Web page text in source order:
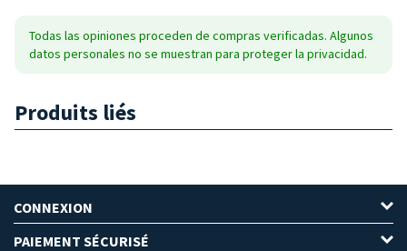
Todas las opiniones proceden de compras verificadas. Algunos
datos personales no se muestran para proteger la privacidad.
Produits liés
CONNEXION
PAIEMENT SÉCURISÉ